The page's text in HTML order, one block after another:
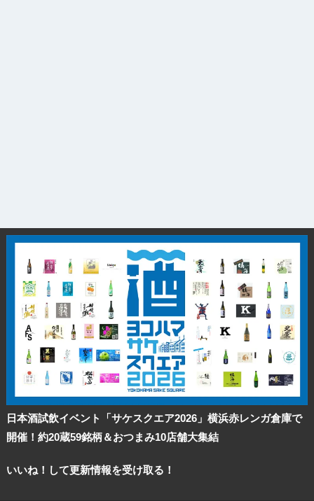
日本酒試飲イベント「サケスクエア2026」横浜赤レンガ倉庫で
開催！約20蔵59銘柄＆おつまみ10店舗大集結
いいね！して更新情報を受け取る！